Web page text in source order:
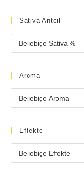
Sativa Anteil
Aroma
Effekte